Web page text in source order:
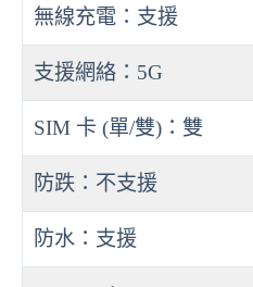
無線充電：支援
支援網絡：5G
SIM 卡 (單/雙)：雙
防跌：不支援
防水：支援